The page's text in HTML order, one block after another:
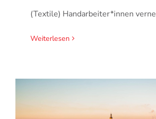
(Textile) Handarbeiter*innen verne
Weiterlesen